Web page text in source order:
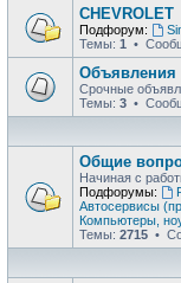
CHEVROLET
Подфорум:
Темы: 1 •
Объявления
Срочные
Темы: 3 •
Общие
Начиная с
Подфорумы:
Автосервисы
Компьютеры,
Темы: 2715 •